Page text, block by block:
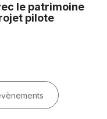
le patrimoine
pilote